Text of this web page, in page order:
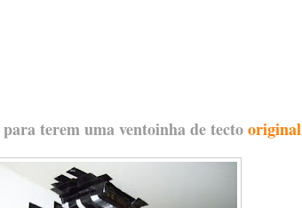
para terem uma ventoinha de tectooriginal